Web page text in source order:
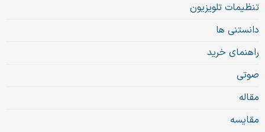
تنظیمات تلویزیون
دانستنی ها
راهنمای خرید
صوتی
مقاله
مقایسه